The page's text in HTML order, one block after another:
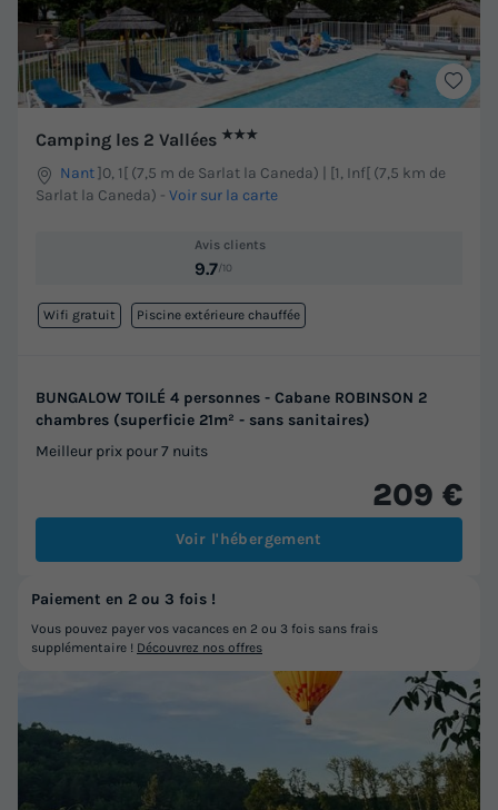
Camping les 2 Vallées ★★★
Nant]0, 1[ (7,5 m de Sarlat la Caneda) | [1, Inf[ (7,5 km de
Sarlat la Caneda) - Voir sur la carte
Avis clients
9.7/10
Wifi gratuit Piscine extérieure chauffée
BUNGALOW TOILÉ 4 personnes - Cabane ROBINSON 2
chambres (superficie 21m² - sans sanitaires)
Meilleur prix pour 7 nuits
209 €
Voir l'hébergement
Paiement en 2 ou 3 fois !
Vous pouvez payer vos vacances en 2 ou 3 fois sans frais
supplémentaire ! Découvrez nos offres